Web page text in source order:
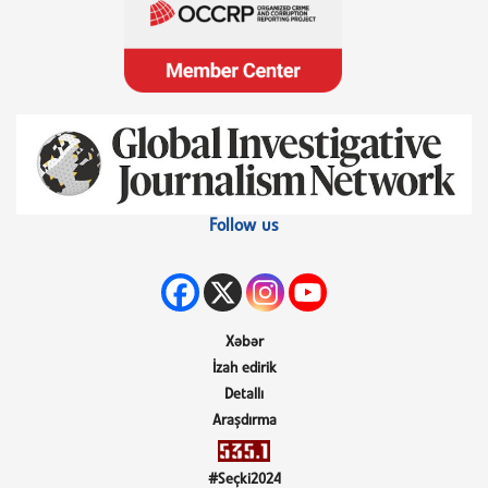
Follow us
Xəbər
İzah edirik
Detallı
Araşdırma
#Seçki2024